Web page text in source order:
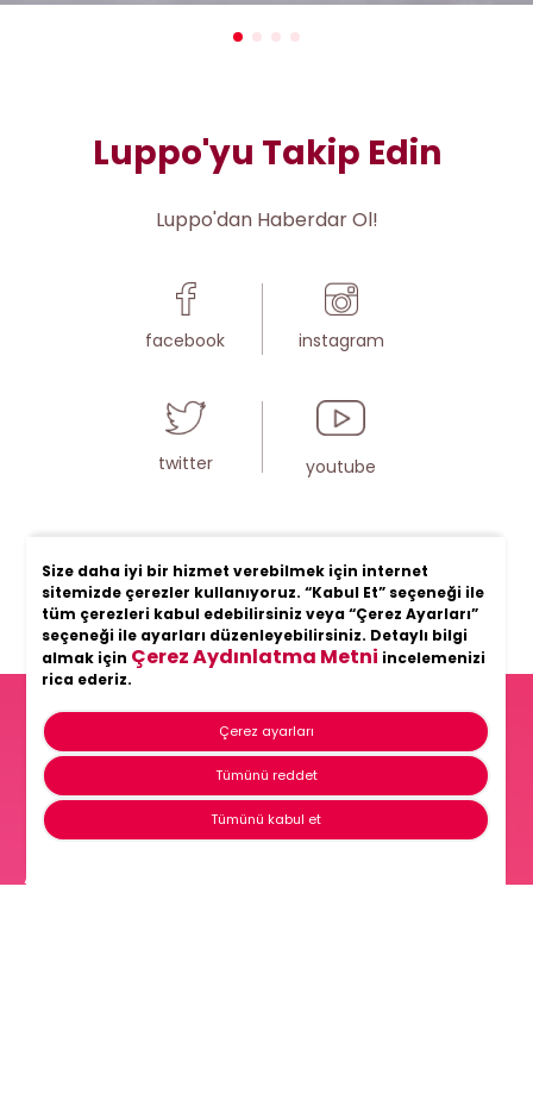
Luppo'yu Takip Edin
Luppo'dan Haberdar Ol!
facebook instagram
twitter youtube
Hayatın her anında
Şölen
Anasayfa
Size daha iyi bir hizmet verebilmek için internet
sitemizde çerezler kullanıyoruz. “Kabul Et” seçeneği ile
tüm çerezleri kabul edebilirsiniz veya “Çerez Ayarları”
seçeneği ile ayarları düzenleyebilirsiniz. Detaylı bilgi
almak için Çerez Aydınlatma Metni incelemenizi
rica ederiz.
Çerez ayarları
Tümünü reddet
Tümünü kabul et